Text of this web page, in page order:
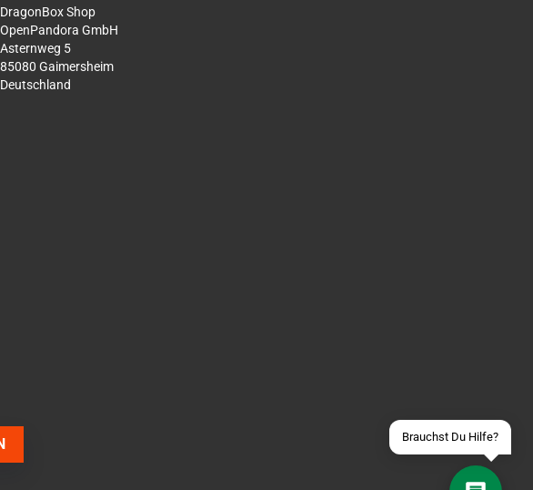
DragonBox Shop
OpenPandora GmbH
Asternweg 5
85080 Gaimersheim
Deutschland
Brauchst Du Hilfe?
Schick uns eine eMail